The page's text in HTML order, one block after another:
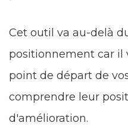
Cet outil va au-delà
positionnement car il
point de départ de
comprendre leur
d'amélioration.